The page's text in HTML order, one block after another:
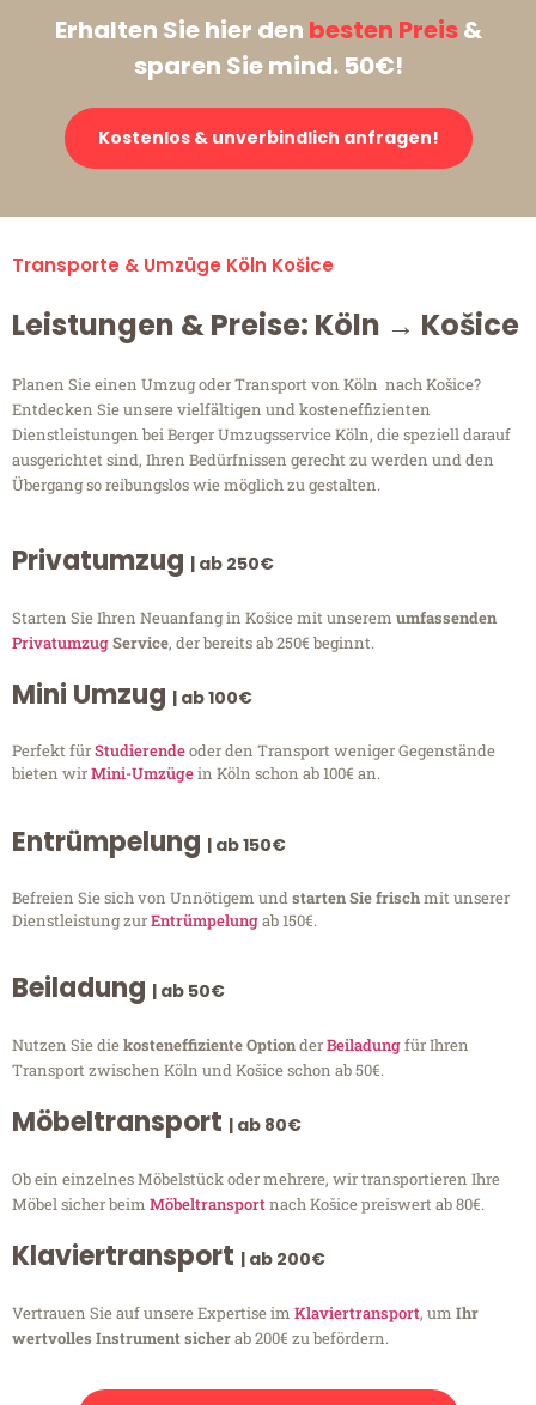
Erhalten Sie hier den besten Preis&
sparen Sie mind. 50€!
Kostenlos & unverbindlich anfragen!
Transporte & Umzüge Köln Košice
Leistungen & Preise: Köln → Košice
Planen Sie einen Umzug oder Transport von Köln nach Košice?
Entdecken Sie unsere vielfältigen und kosteneffizienten
Dienstleistungen bei Berger Umzugsservice Köln, die speziell darauf
ausgerichtet sind, Ihren Bedürfnissen gerecht zu werden und den
Übergang so reibungslos wie möglich zu gestalten.
Privatumzug | ab 250€
Starten Sie Ihren Neuanfang in Košice mit unserem umfassenden
PrivatumzugService, der bereits ab 250€ beginnt.
Mini Umzug | ab 100€
Perfekt fürStudierendeoder den Transport weniger Gegenstände
bieten wirMini-Umzügein Köln schon ab 100€ an.
Entrümpelung | ab 150€
Befreien Sie sich von Unnötigem undstarten Sie frischmit unserer
Dienstleistung zurEntrümpelungab 150€.
Beiladung | ab 50€
Nutzen Sie diekosteneffiziente OptionderBeiladungfür Ihren
Transport zwischen Köln und Košice schon ab 50€.
Möbeltransport | ab 80€
Ob ein einzelnes Möbelstück oder mehrere, wir transportieren Ihre
Möbel sicher beim Möbeltransportnach Košice preiswert ab 80€.
Klaviertransport | ab 200€
Vertrauen Sie auf unsere Expertise im Klaviertransport, um Ihr
wertvolles Instrument sicherab 200€ zu befördern.